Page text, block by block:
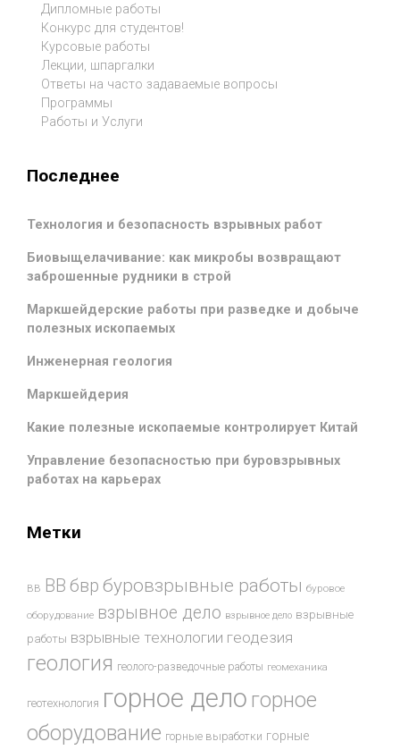
Дипломные работы
Конкурс для студентов!
Курсовые работы
Лекции, шпаргалки
Ответы на часто задаваемые вопросы
Программы
Работы и Услуги
Последнее
Технология и безопасность взрывных работ
Биовыщелачивание: как микробы возвращают
заброшенные рудники в строй
Маркшейдерские работы при разведке и добыче
полезных ископаемых
Инженерная геология
Маркшейдерия
Какие полезные ископаемые контролирует Китай
Управление безопасностью при буровзрывных
работах на карьерах
Метки
ВВ ВВ бвр буровзрывные работы буровое
оборудование взрывное дело взрывное дело взрывные
работы взрывные технологии геодезия
геология геолого-разведочные работы геомеханика
геотехнология горное дело горное
оборудование горные выработки горные